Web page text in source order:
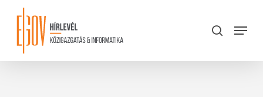
content
search
Menu
Close